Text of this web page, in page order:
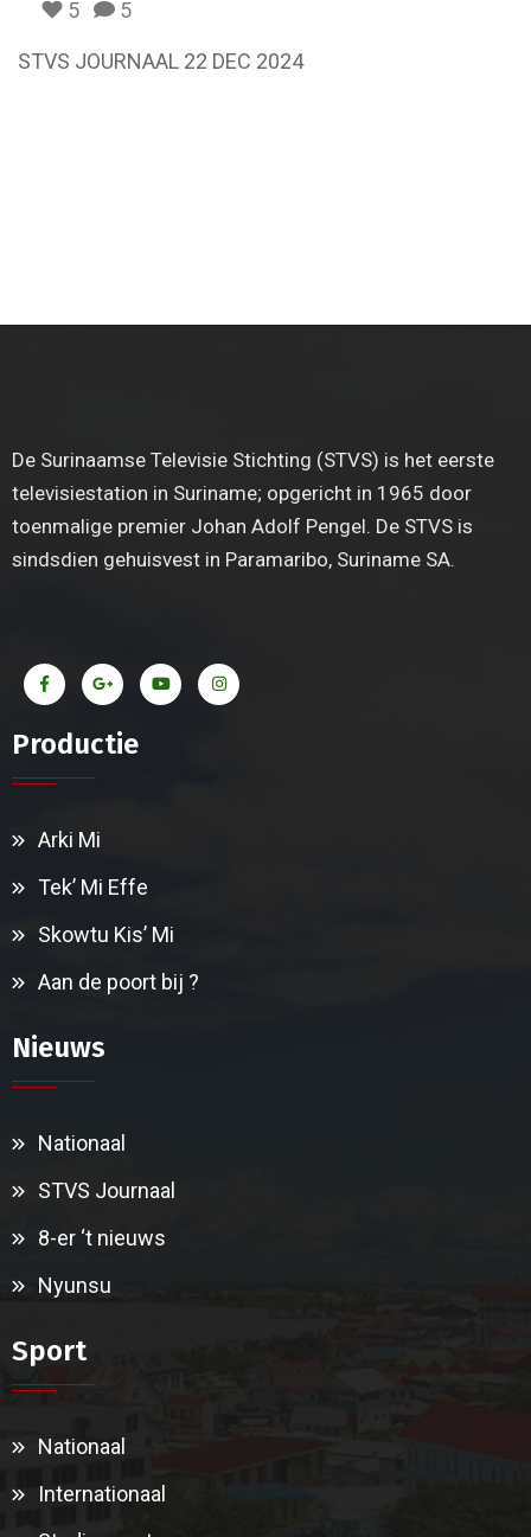
5
5
STVS JOURNAAL 22 DEC 2024
De Surinaamse Televisie Stichting (STVS) is het eerste
televisiestation in Suriname; opgericht in 1965 door
toenmalige premier Johan Adolf Pengel. De STVS is
sindsdien gehuisvest in Paramaribo, Suriname SA.
Productie
Arki Mi
Tek’ Mi Effe
Skowtu Kis’ Mi
Aan de poort bij ?
Nieuws
Nationaal
STVS Journaal
8-er ‘t nieuws
Nyunsu
Sport
Nationaal
Internationaal